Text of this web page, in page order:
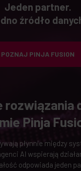
Jeden partner.
źródło
POZNAJ PINJA FUSION
rozwiązania
Pinja
płynnie między
AI wspierają
odpowiada jeden